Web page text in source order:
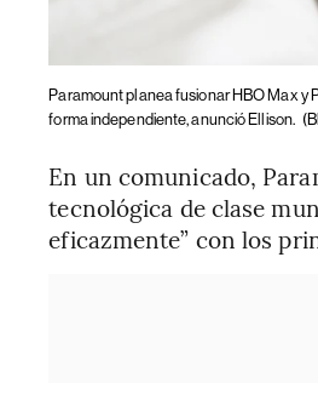
Paramount planea fusionar HBO Max y
forma independiente, anunció Ellison.
En un comunicado,
tecnológica de clase
eficazmente” con los